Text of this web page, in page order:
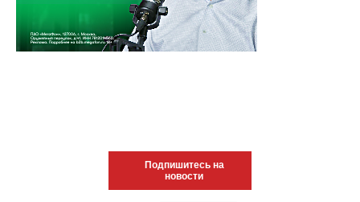
Подпишитесь на
новости